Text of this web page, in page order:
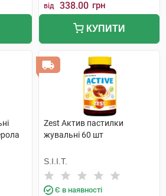
від 338.00 грн
КУПИТИ
Zest Актив пастилки
жувальні 60 шт
S.I.I.T.
Є в наявності